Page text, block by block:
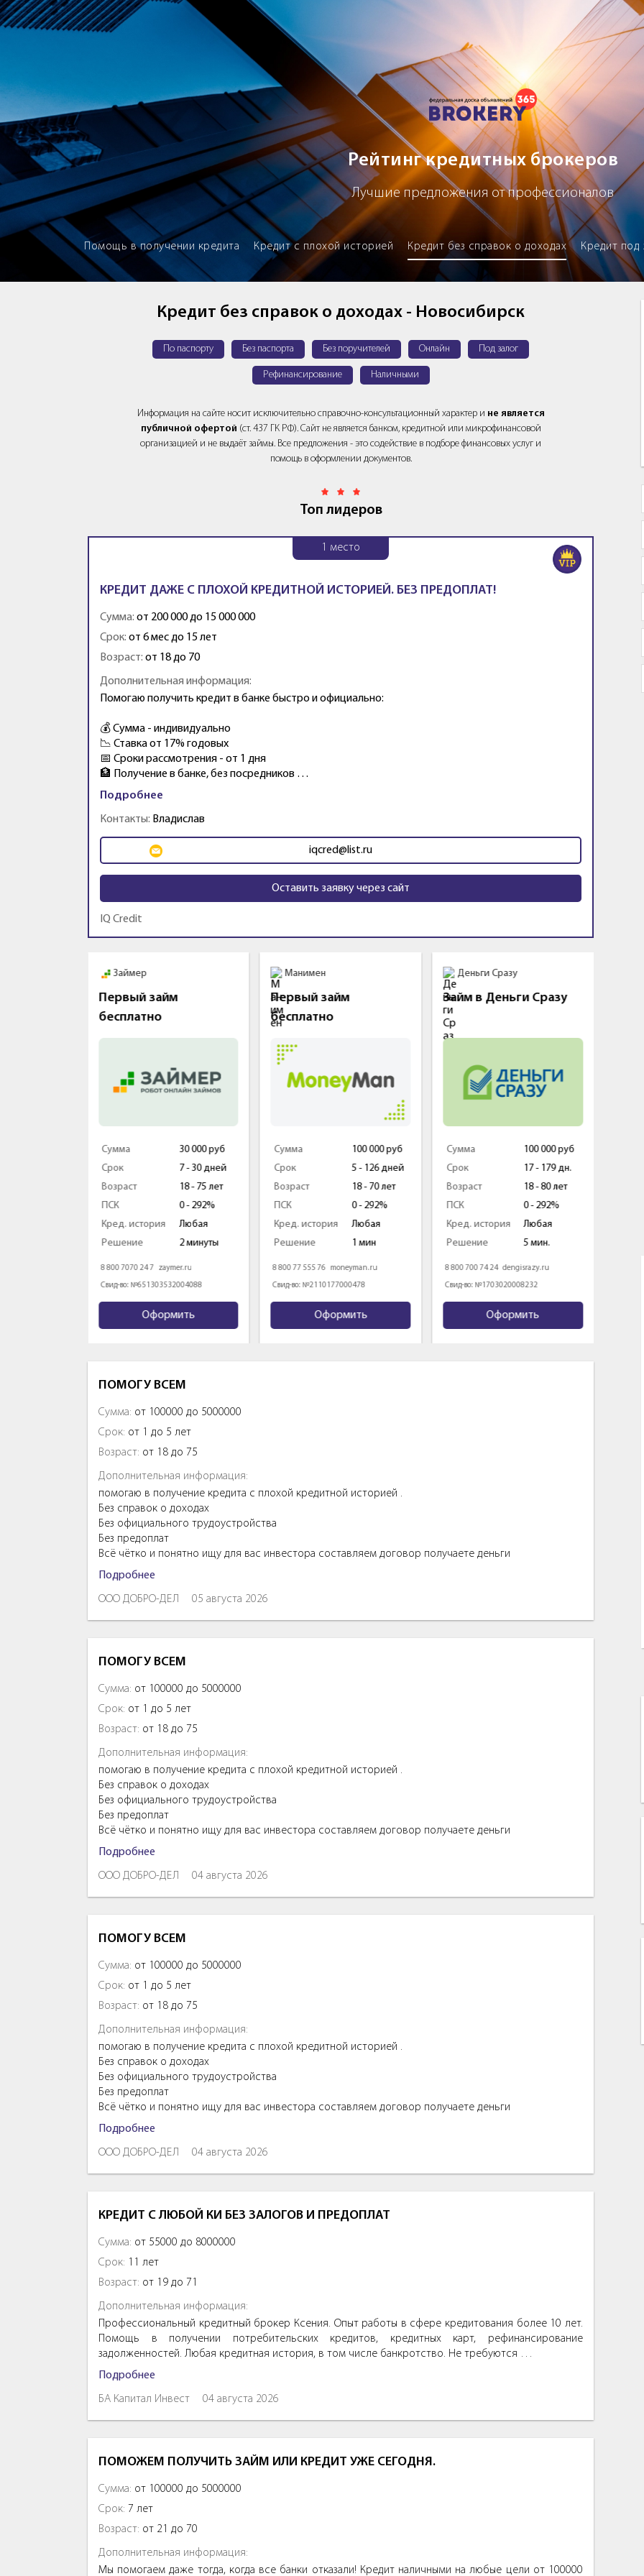
Brokery365 - Рейтинг кредитных брокеров
Рейтинг кредитных брокеров
Лучшие предложения от профессионалов
Помощь в получении кредита Кредит с плохой историей Кредит без справок о доходах Кредит под
Кредит без справок о доходах - Новосибирск
По паспорту Без паспорта Без поручителей Онлайн Под залог
Рефинансирование Наличными
Информация на сайте носит исключительно справочно-консультационный характер и не является
публичной офертой (ст. 437 ГК РФ). Сайт не является банком, кредитной или микрофинансовой
организацией и не выдаёт займы. Все предложения - это содействие в подборе финансовых услуг и
помощь в оформлении документов.
Топ лидеров
1 место
КРЕДИТ ДАЖЕ С ПЛОХОЙ КРЕДИТНОЙ ИСТОРИЕЙ. БЕЗ ПРЕДОПЛАТ!
Сумма: от 200 000 до 15 000 000
Срок: от 6 мес до 15 лет
Возраст: от 18 до 70
Дополнительная информация:
Помогаю получить кредит в банке быстро и официально:
💰 Сумма - индивидуально
📉 Ставка от 17% годовых
📅 Сроки рассмотрения - от 1 дня
🏦 Получение в банке, без посредников …
Подробнее
Контакты: Владислав
iqcred@list.ru
Оставить заявку через сайт
IQ Credit
Займер
Первый займ
бесплатно
Сумма
30 000 руб
Срок
7 - 30 дней
Возраст
18 - 75 лет
0 - 292%
Кред. история
Любая
Решение
2 минуты
8 800 7070 24 7 zaymer.ru
Свид-во: №651303532004088
Оформить
Манимен
Первый займ
бесплатно
Сумма
100 000 руб
Срок
5 - 126 дней
Возраст
18 - 70 лет
0 - 292%
Кред. история
Любая
Решение
1 мин
8 800 77 555 76 moneyman.ru
Свид-во: №2110177000478
Оформить
Деньги Сразу
Займ в Деньги Сразу
Сумма
100 000 руб
Срок
17 - 179 дн.
Возраст
18 - 80 лет
0 - 292%
Кред. история
Любая
Решение
5 мин.
8 800 700 74 24 dengisrazy.ru
Свид-во: №1703020008232
Оформить
ПОМОГУ ВСЕМ
Сумма: от 100000 до 5000000
Срок: от 1 до 5 лет
Возраст: от 18 до 75
Дополнительная информация:
помогаю в получение кредита с плохой кредитной историей .
Без справок о доходах
Без официального трудоустройства
Без предоплат
Всё чётко и понятно ищу для вас инвестора составляем договор получаете деньги
Подробнее
ООО ДОБРО-ДЕЛ 05 августа 2026
ПОМОГУ ВСЕМ
Сумма: от 100000 до 5000000
Срок: от 1 до 5 лет
Возраст: от 18 до 75
Дополнительная информация:
помогаю в получение кредита с плохой кредитной историей .
Без справок о доходах
Без официального трудоустройства
Без предоплат
Всё чётко и понятно ищу для вас инвестора составляем договор получаете деньги
Подробнее
ООО ДОБРО-ДЕЛ 04 августа 2026
ПОМОГУ ВСЕМ
Сумма: от 100000 до 5000000
Срок: от 1 до 5 лет
Возраст: от 18 до 75
Дополнительная информация:
помогаю в получение кредита с плохой кредитной историей .
Без справок о доходах
Без официального трудоустройства
Без предоплат
Всё чётко и понятно ищу для вас инвестора составляем договор получаете деньги
Подробнее
ООО ДОБРО-ДЕЛ 04 августа 2026
КРЕДИТ С ЛЮБОЙ КИ БЕЗ ЗАЛОГОВ И ПРЕДОПЛАТ
Сумма: от 55000 до 8000000
Срок: 11 лет
Возраст: от 19 до 71
Дополнительная информация:
Профессиональный кредитный брокер Ксения. Опыт работы в сфере кредитования более 10 лет.
Помощь в получении потребительских кредитов, кредитных карт, рефинансирование
задолженностей. Любая кредитная история, в том числе банкротство. Не требуются …
Подробнее
БА Капитал Инвест 04 августа 2026
ПОМОЖЕМ ПОЛУЧИТЬ ЗАЙМ ИЛИ КРЕДИТ УЖЕ СЕГОДНЯ.
Сумма: от 100000 до 5000000
Срок: 7 лет
Возраст: от 21 до 70
Дополнительная информация:
Мы помогаем даже тогда, когда все банки отказали! Кредит наличными на любые цели от 100000